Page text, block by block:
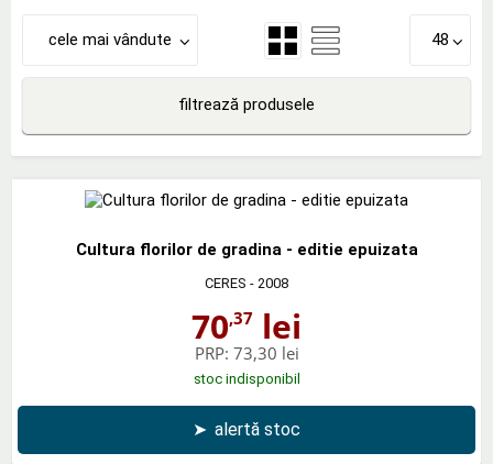
cele mai vândute 48
filtrează produsele
Cultura florilor de gradina - editie epuizata
CERES - 2008
70,37 lei
PRP: 73,30 lei
stoc indisponibil
➤ alertă stoc